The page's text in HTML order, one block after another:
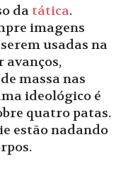
da tática.
imagens
usadas na
avanços,
massa nas
ideológico é
quatro patas.
estão nadando